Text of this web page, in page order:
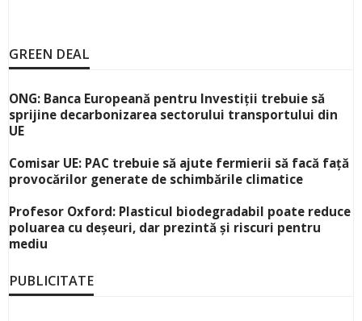
GREEN DEAL
ONG: Banca Europeană pentru Investiții trebuie să
sprijine decarbonizarea sectorului transportului din
UE
Comisar UE: PAC trebuie să ajute fermierii să facă față
provocărilor generate de schimbările climatice
Profesor Oxford: Plasticul biodegradabil poate reduce
poluarea cu deșeuri, dar prezintă și riscuri pentru
mediu
PUBLICITATE